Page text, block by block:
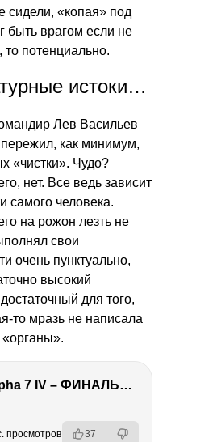
сидели, «копая» под
быть врагом если не
то потенциально.
истоки…
Лев Васильев
пережил, как минимум,
«чистки». Чудо?
нет. Все ведь зависит
самого человека.
на рожон лезть не
свои
очень пунктуально,
высокий
для того,
то мразь не написала
«органы».
Sony Alpha 7 IV – ФИНАЛЬНЫЙ ОБЗОР
просмотров 37